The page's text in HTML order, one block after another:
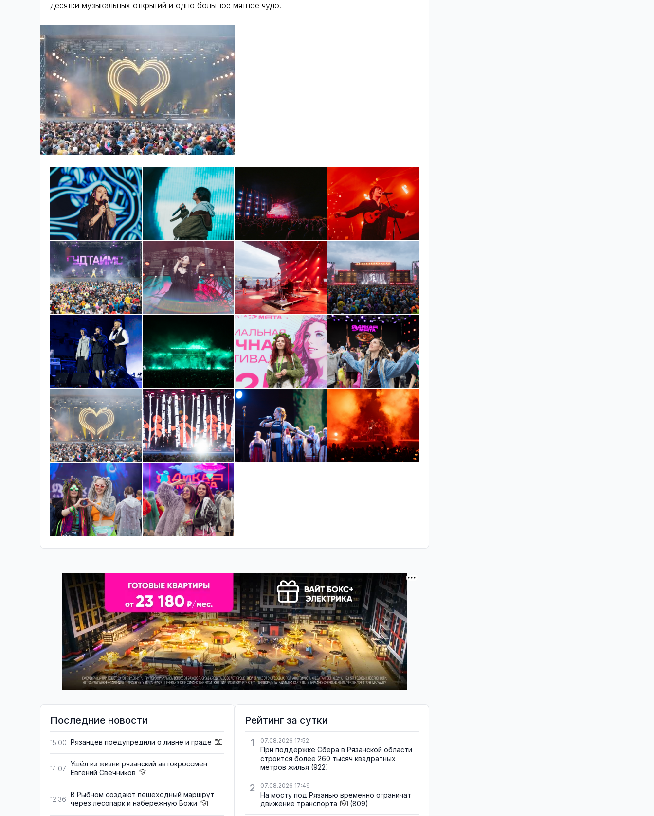
десятки музыкальных открытий и одно большое мятное чудо.
Последние новости
15:00 Рязанцев предупредили о ливне и граде
14:07
Ушёл из жизни рязанский автокроссмен
Евгений Свечников
12:36
В Рыбном создают пешеходный маршрут
через лесопарк и набережную Вожи
Рейтинг за сутки
1
07.08.2026 17:52
При поддержке Сбера в Рязанской области
строится более 260 тысяч квадратных
метров жилья (922)
2 07.08.2026 17:49
На мосту под Рязанью временно ограничат
движение транспорта
(809)